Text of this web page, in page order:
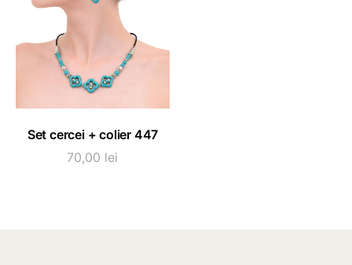
ADAUGĂ ÎN COȘ
Set cercei + colier 447
70,00 lei